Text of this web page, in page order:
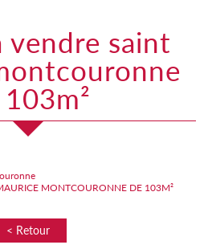
MONTCOURONNE DE 103M²
< Retour